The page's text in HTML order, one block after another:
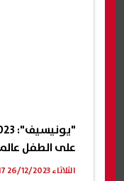
على الطفل
الثلاثاء 26/12/2023 11:17 ص